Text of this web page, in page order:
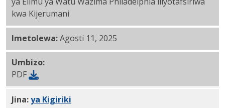
kwa Kijerumani
Imetolewa:Agosti 11, 2025
Umbizo:
PDF
Jina:PDF
ya Kigiriki